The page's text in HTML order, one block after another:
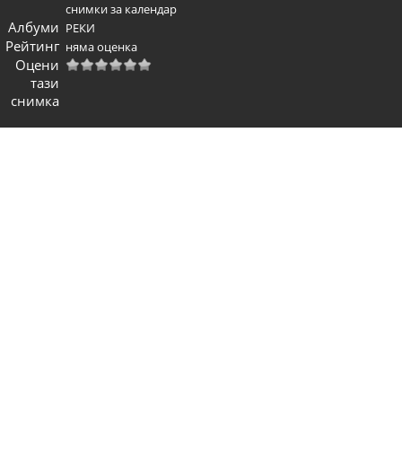
снимки за календар
Албуми РЕКИ
Рейтинг няма оценка
Оцени
тази
снимка